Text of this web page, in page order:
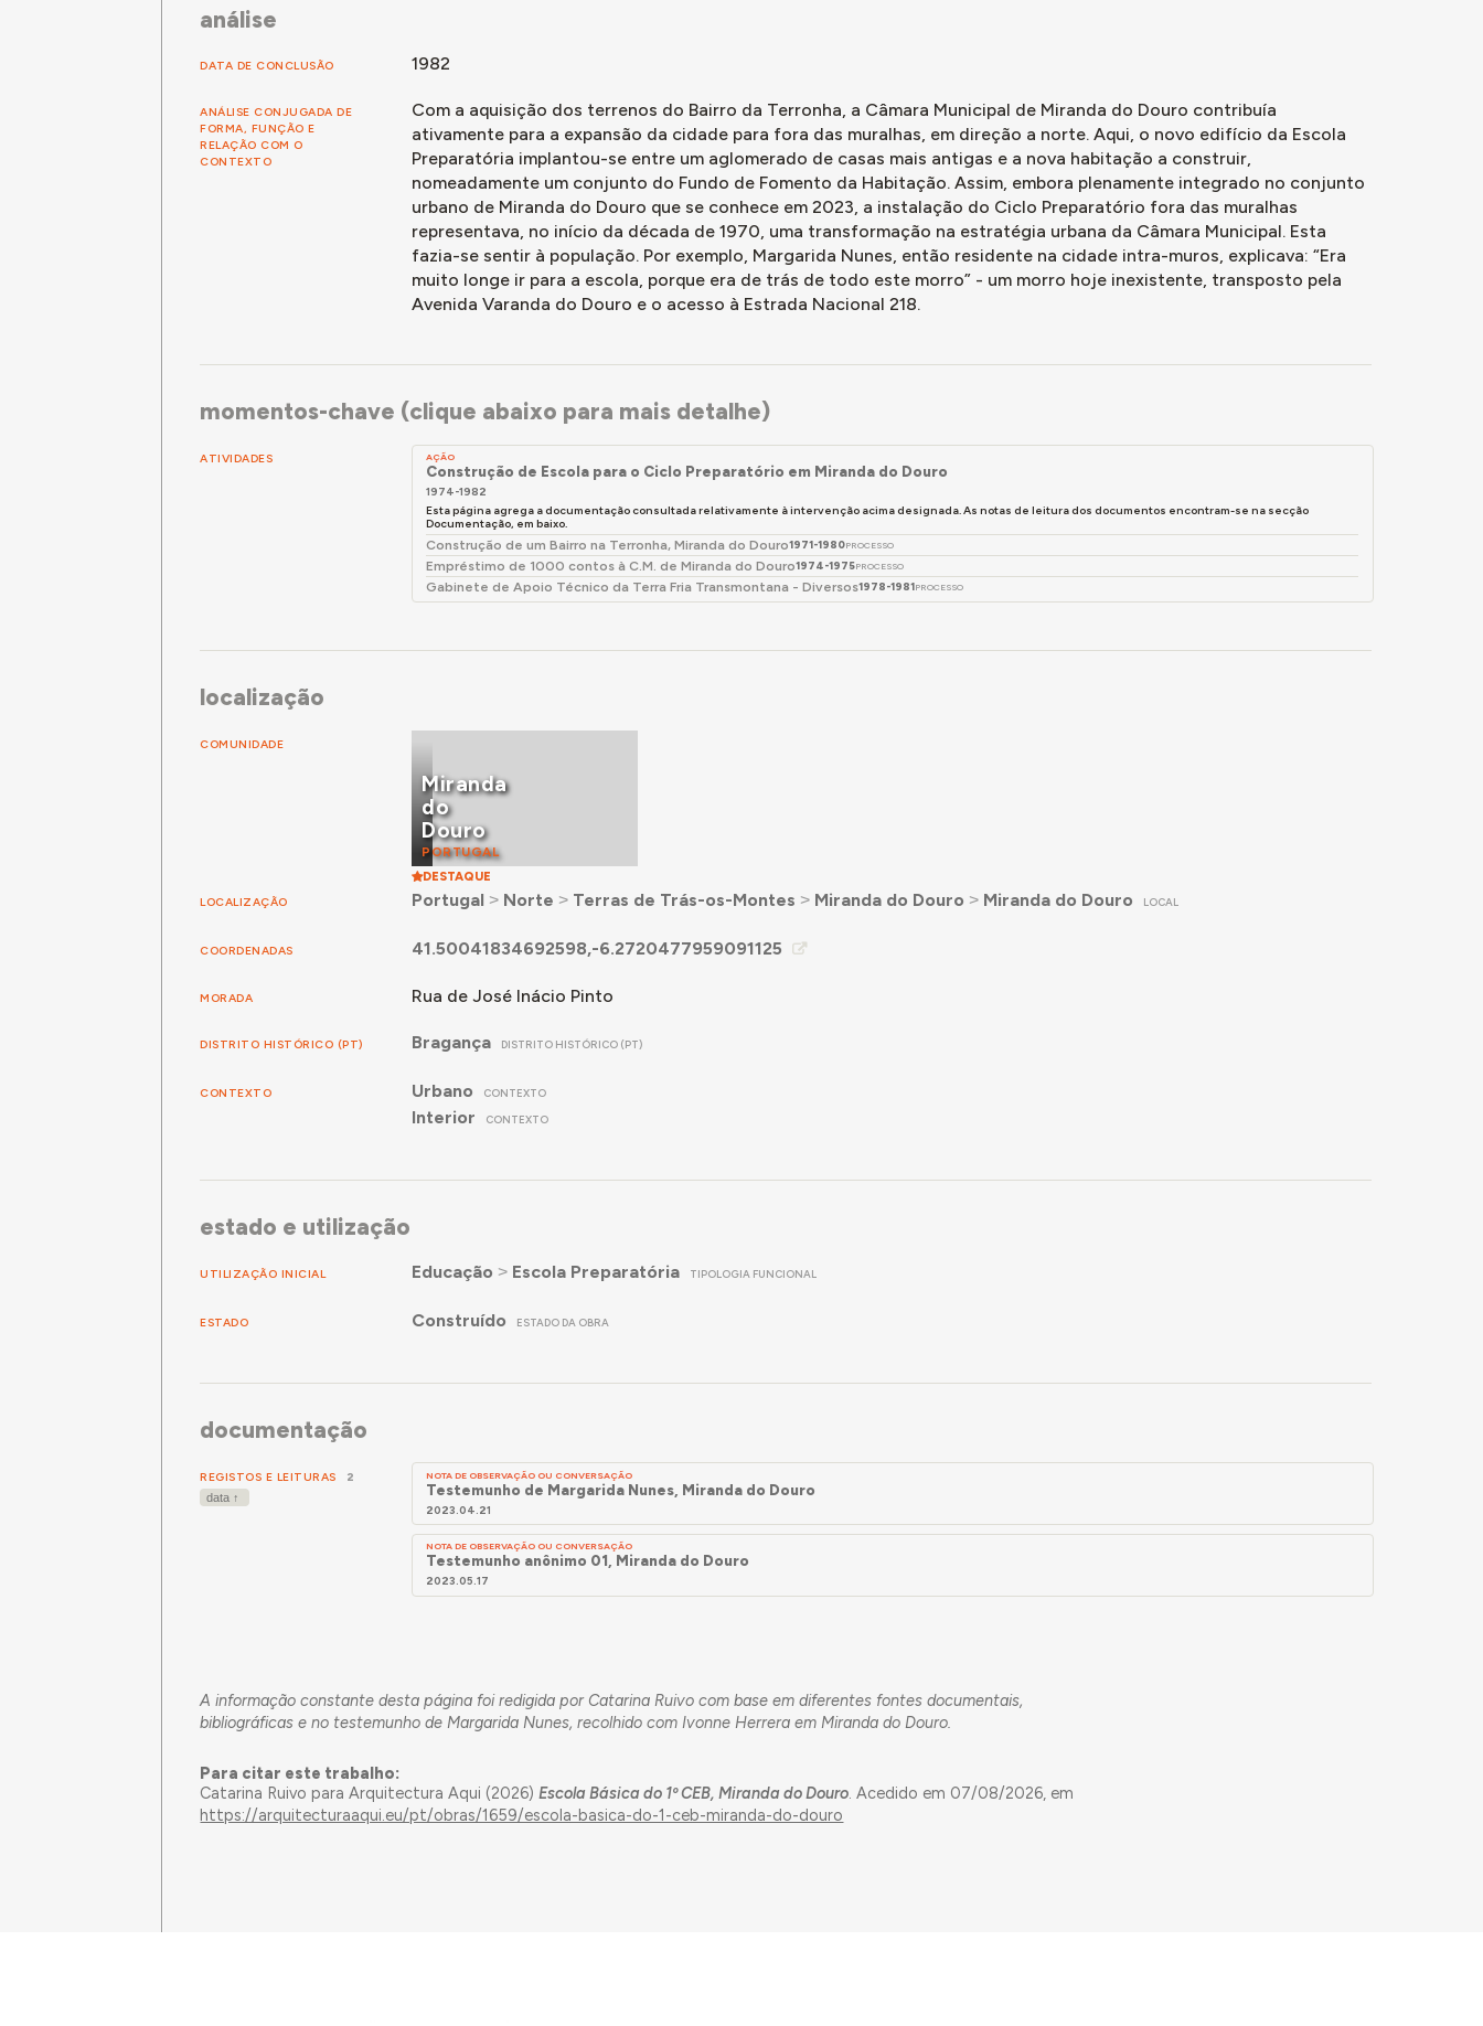
análise
DATA DE CONCLUSÃO 1982
ANÁLISE CONJUGADA DE
FORMA, FUNÇÃO E
RELAÇÃO COM O
CONTEXTO
Com a aquisição dos terrenos do Bairro da Terronha, a Câmara Municipal de Miranda do Douro contribuía
ativamente para a expansão da cidade para fora das muralhas, em direção a norte. Aqui, o novo edifício da Escola
Preparatória implantou-se entre um aglomerado de casas mais antigas e a nova habitação a construir,
nomeadamente um conjunto do Fundo de Fomento da Habitação. Assim, embora plenamente integrado no conjunto
urbano de Miranda do Douro que se conhece em 2023, a instalação do Ciclo Preparatório fora das muralhas
representava, no início da década de 1970, uma transformação na estratégia urbana da Câmara Municipal. Esta
fazia-se sentir à população. Por exemplo, Margarida Nunes, então residente na cidade intra-muros, explicava: “Era
muito longe ir para a escola, porque era de trás de todo este morro” - um morro hoje inexistente, transposto pela
Avenida Varanda do Douro e o acesso à Estrada Nacional 218.
momentos-chave (clique abaixo para mais detalhe)
ATIVIDADES AÇÃO
Construção de Escola para o Ciclo Preparatório em Miranda do Douro
1974-1982
Esta página agrega a documentação consultada relativamente à intervenção acima designada. As notas de leitura dos documentos encontram-se na secção
Documentação, em baixo.
Construção de um Bairro na Terronha, Miranda do Douro1971-1980PROCESSO
Empréstimo de 1000 contos à C.M. de Miranda do Douro1974-1975PROCESSO
Gabinete de Apoio Técnico da Terra Fria Transmontana - Diversos1978-1981 PROCESSO
localização
COMUNIDADE
Miranda
do
Douro
PORTUGAL
DESTAQUE
LOCALIZAÇÃO Portugal ˃ Norte ˃ Terras de Trás-os-Montes ˃ Miranda do Douro ˃ Miranda do Douro LOCAL
COORDENADAS 41.50041834692598,-6.2720477959091125
MORADA Rua de José Inácio Pinto
DISTRITO HISTÓRICO (PT) Bragança DISTRITO HISTÓRICO (PT)
CONTEXTO Urbano CONTEXTO
Interior CONTEXTO
estado e utilização
UTILIZAÇÃO INICIAL Educação ˃ Escola Preparatória TIPOLOGIA FUNCIONAL
ESTADO Construído ESTADO DA OBRA
documentação
REGISTOS E LEITURAS 2 NOTA DE OBSERVAÇÃO OU CONVERSAÇÃO
Testemunho de Margarida Nunes, Miranda do Douro
2023.04.21
NOTA DE OBSERVAÇÃO OU CONVERSAÇÃO
Testemunho anônimo 01, Miranda do Douro
2023.05.17
A informação constante desta página foi redigida por Catarina Ruivo com base em diferentes fontes documentais,
bibliográficas e no testemunho de Margarida Nunes, recolhido com Ivonne Herrera em Miranda do Douro.
Para citar este trabalho:
Catarina Ruivo para Arquitectura Aqui (2026)Escola Básica do 1º CEB, Miranda do Douro . Acedido em 07/08/2026, em
https://arquitecturaaqui.eu/pt/obras/1659/escola-basica-do-1-ceb-miranda-do-douro